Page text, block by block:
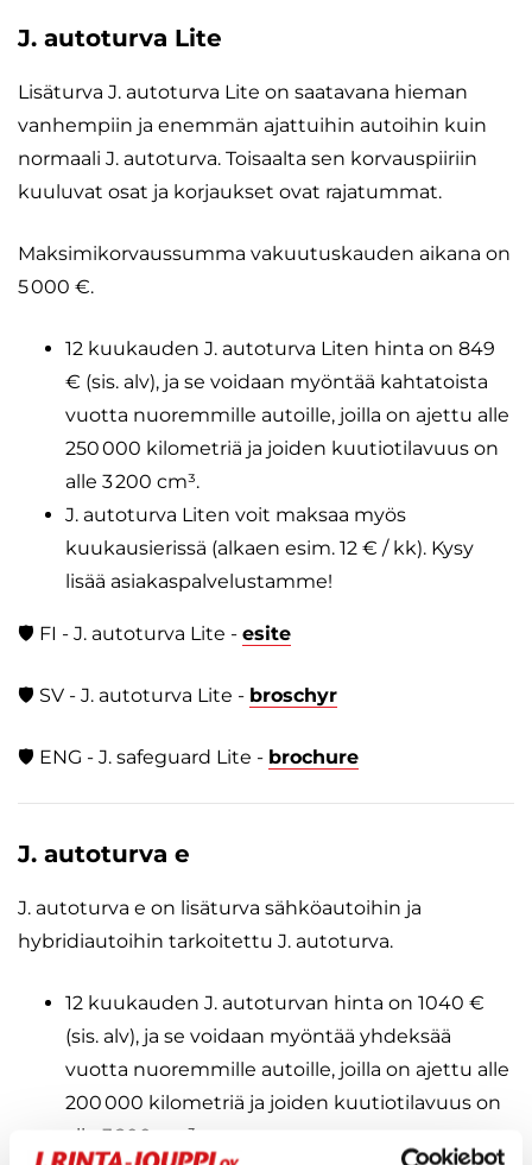
J. autoturva Lite
Lisäturva J. autoturva Lite on saatavana hieman
vanhempiin ja enemmän ajattuihin autoihin kuin
normaali J. autoturva. Toisaalta sen korvauspiiriin
kuuluvat osat ja korjaukset ovat rajatummat.
Maksimikorvaussumma vakuutuskauden aikana on
5 000 €.
12 kuukauden J. autoturva Liten hinta on 849
€ (sis. alv), ja se voidaan myöntää kahtatoista
vuotta nuoremmille autoille, joilla on ajettu alle
250 000 kilometriä ja joiden kuutiotilavuus on
alle 3 200 cm³.
J. autoturva Liten voit maksaa myös
kuukausierissä (alkaen esim. 12 € / kk). Kysy
lisää asiakaspalvelustamme!
🛡️ FI - J. autoturva Lite - esite
🛡️ SV - J. autoturva Lite - broschyr
🛡️ ENG - J. safeguard Lite - brochure
J. autoturva e
J. autoturva e on lisäturva sähköautoihin ja
hybridiautoihin tarkoitettu J. autoturva.
12 kuukauden J. autoturvan hinta on 1040 €
(sis. alv), ja se voidaan myöntää yhdeksää
vuotta nuoremmille autoille, joilla on ajettu alle
200 000 kilometriä ja joiden kuutiotilavuus on
alle 3 200 cm³.